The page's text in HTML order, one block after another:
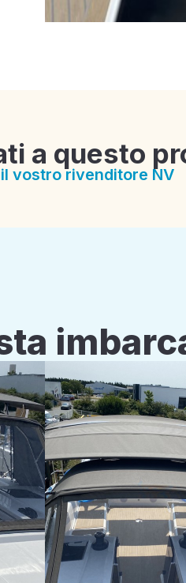
a questo
vostro rivenditore NV